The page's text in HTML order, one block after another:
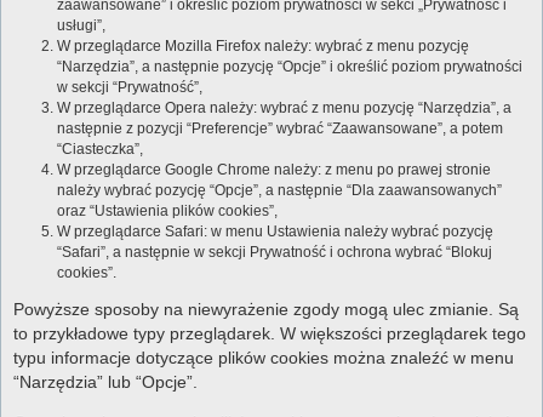
zaawansowane” i określić poziom prywatności w sekci „Prywatność i
usługi”,
W przeglądarce Mozilla Firefox należy: wybrać z menu pozycję
“Narzędzia”, a następnie pozycję “Opcje” i określić poziom prywatności
w sekcji “Prywatność”,
W przeglądarce Opera należy: wybrać z menu pozycję “Narzędzia”, a
następnie z pozycji “Preferencje” wybrać “Zaawansowane”, a potem
“Ciasteczka”,
W przeglądarce Google Chrome należy: z menu po prawej stronie
należy wybrać pozycję “Opcje”, a następnie “Dla zaawansowanych”
oraz “Ustawienia plików cookies”,
W przeglądarce Safari: w menu Ustawienia należy wybrać pozycję
“Safari”, a następnie w sekcji Prywatność i ochrona wybrać “Blokuj
cookies”.
Powyższe sposoby na niewyrażenie zgody mogą ulec zmianie. Są
to przykładowe typy przeglądarek. W większości przeglądarek tego
typu informacje dotyczące plików cookies można znaleźć w menu
“Narzędzia” lub “Opcje”.